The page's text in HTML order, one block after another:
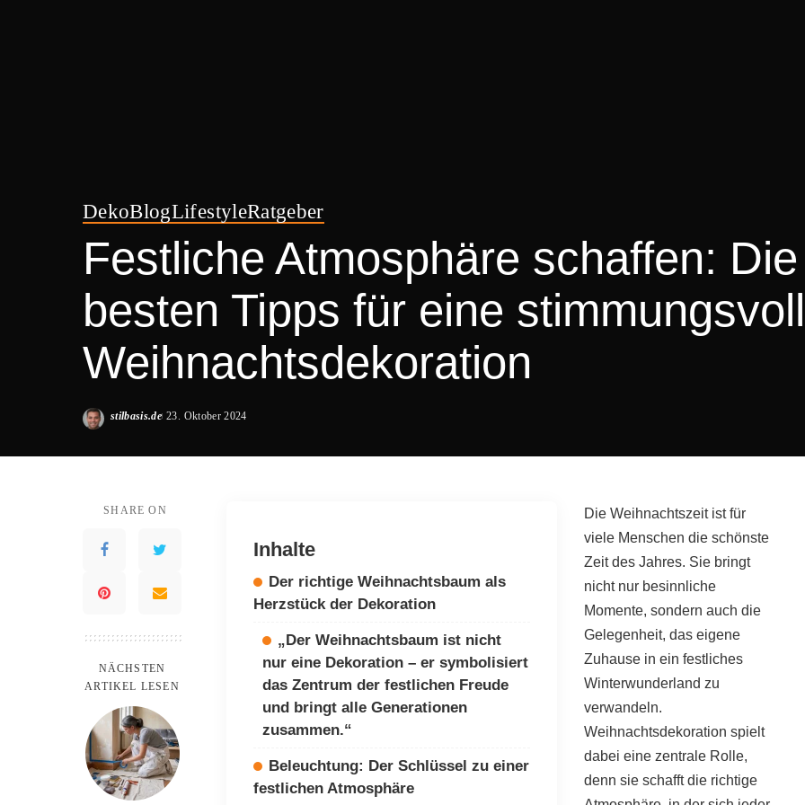
DekoBlogLifestyleRatgeber
Festliche Atmosphäre schaffen: Die
besten Tipps für eine
Weihnachtsdekoration
Posted
stilbasis.de 23. Oktober 2024
SHARE ON
NÄCHSTEN
ARTIKEL LESEN
Inhalte
Der richtige Weihnachtsbaum als
Herzstück der Dekoration
„Der Weihnachtsbaum ist nicht
nur eine Dekoration – er symbolisiert
das Zentrum der festlichen Freude
und bringt alle Generationen
zusammen.“
Beleuchtung: Der Schlüssel zu einer
festlichen Atmosphäre
Die Weihnachtszeit ist für
viele Menschen die schönste
Zeit des Jahres. Sie bringt
nicht nur besinnliche
Momente, sondern auch die
Gelegenheit, das eigene
Zuhause in ein festliches
Winterwunderland zu
verwandeln.
Weihnachtsdekoration spielt
dabei eine zentrale Rolle,
denn sie schafft die richtige